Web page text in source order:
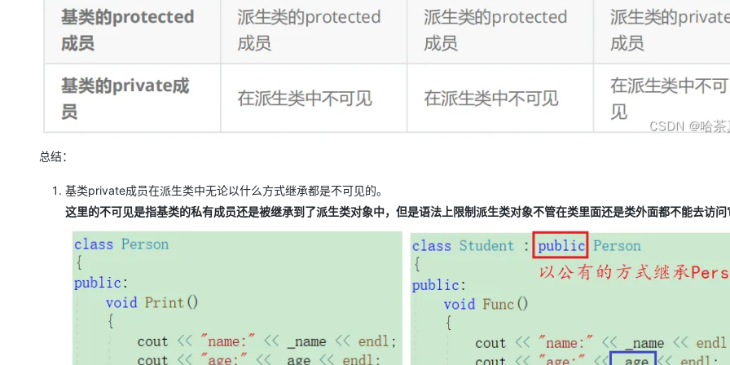
总结：
基类private成员在派生类中无论以什么方式继承都是不可见的。
这里的不可见是指基类的私有成员还是被继承到了派生类对象中，但是语法上限制派生类对象不管在类里面还是类外面都不能去访问